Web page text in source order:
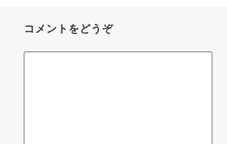
コメントをどうぞ